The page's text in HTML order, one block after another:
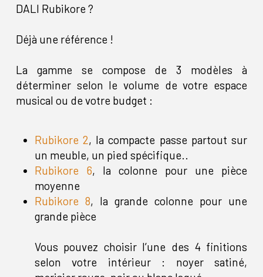
DALI Rubikore ?
Déjà une référence !
La gamme se compose de 3 modèles à
déterminer selon le volume de votre espace
musical ou de votre budget :
Rubikore 2, la compacte passe partout sur
un meuble, un pied spécifique..
Rubikore 6, la colonne pour une pièce
moyenne
Rubikore 8, la grande colonne pour une
grande pièce
Vous pouvez choisir l’une des 4 finitions
selon votre intérieur : noyer satiné,